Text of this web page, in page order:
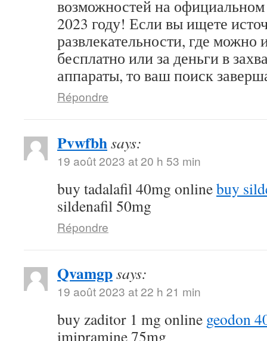
возможностей на
2023 году! Если вы ищете
развлекательности, где можно
бесплатно или за деньги в
аппараты, то ваш поиск
Répondre
Pvwfbhsays:
19 août 2023 at 20 h 53 min
buy tadalafil 40mg onlinebuy
sildenafil 50mg
Répondre
Qvamgpsays:
19 août 2023 at 22 h 21 min
buy zaditor 1 mg online geodon
imipramine 75mg